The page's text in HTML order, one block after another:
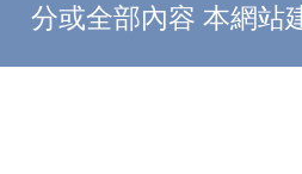
分或全部內容 本網站